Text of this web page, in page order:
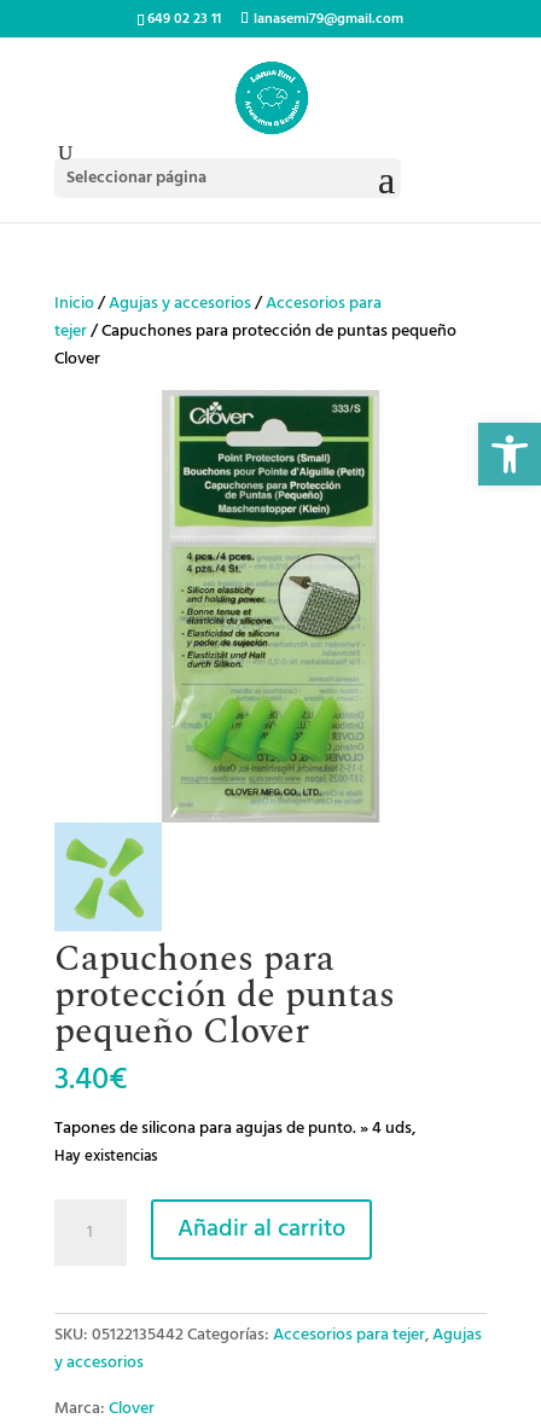
Abrir
649 02 23 11 lanasemi79@gmail.com
Seleccionar página
Inicio/Agujas y accesorios/Accesorios para
tejer/ Capuchones para protección de puntas pequeño
Clover
Capuchones para
protección de puntas
pequeño Clover
3.40€
Tapones de silicona para agujas de punto. » 4 uds,
Hay existencias
puntas
Clover
cantidad
Añadir al carrito
SKU:05122135442Categorías:Accesorios para tejer,Agujas
y accesorios
Marca:Clover